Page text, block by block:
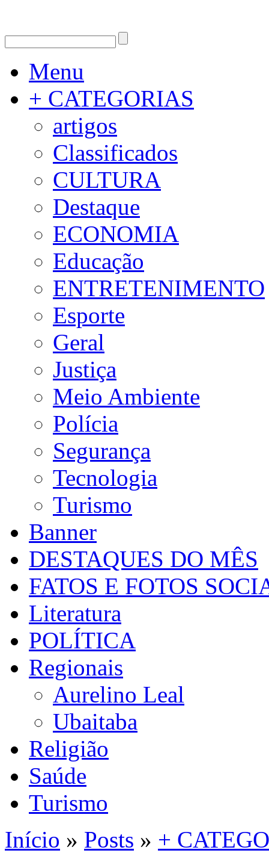
Menu
+ CATEGORIAS
artigos
Classificados
CULTURA
Destaque
ECONOMIA
Educação
ENTRETENIMENTO
Esporte
Geral
Justiça
Meio Ambiente
Polícia
Segurança
Tecnologia
Turismo
Banner
DESTAQUES DO MÊS
FATOS E FOTOS
Literatura
POLÍTICA
Regionais
Aurelino Leal
Ubaitaba
Religião
Saúde
Turismo
Início » Posts » +